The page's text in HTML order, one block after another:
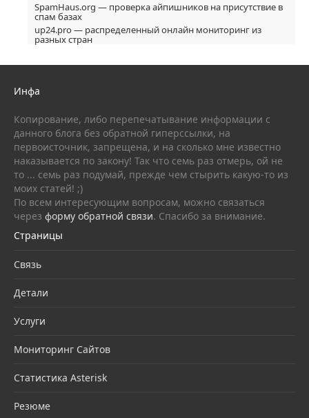
SpamHaus.org — проверка айпишников на присутствие в
спам базах
up24.pro — распределенный онлайн мониторинг из
разных стран
Инфа
Копирование, либо перепечатывание информации с
данного блога без обратной гиперссылки, на
первоисточник, запрещена, и на сколько мне известно
наказывается по закону! Так что семь раз отмерь, ой не
то ... семь раз подумай, прежде чем стырить какую-то из
моих статей! ;)
По всем интересующим вопросам, можно связаться
через форму обратной связи. Спасибо за внимание.
Страницы
Связь
Детали
Услуги
Мониторинг Сайтов
Статистика Asterisk
Резюме